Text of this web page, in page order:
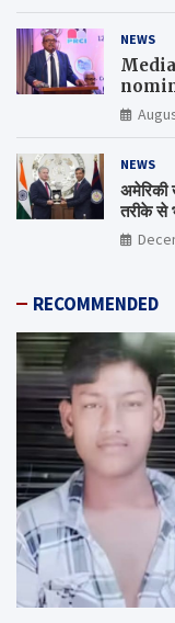
NEWS
Shiv
NEWS
तरीके से
RECOMMENDED